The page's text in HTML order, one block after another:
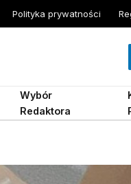
Polityka prywatności
Wybór
Redaktora